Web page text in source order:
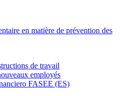
en matière de prévention des
de travail
employés
FASEE (ES)